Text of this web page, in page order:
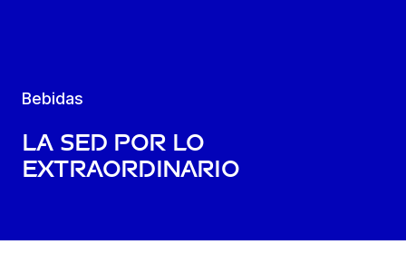
Bebidas
La sed por lo
extraordinario